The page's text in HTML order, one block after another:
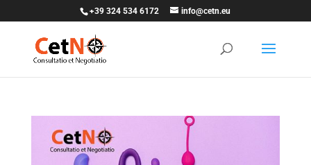
+39 324 534 6172 info@cetn.eu